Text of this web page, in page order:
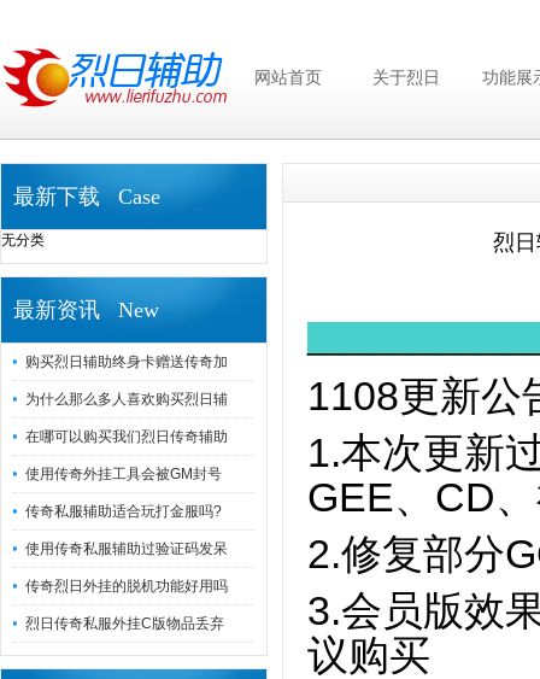
网站首页 关于烈日 功能展
最新下载 Case
无分类
最新资讯 New
购买烈日辅助终身卡赠送传奇加
为什么那么多人喜欢购买烈日辅
在哪可以购买我们烈日传奇辅助
使用传奇外挂工具会被GM封号
传奇私服辅助适合玩打金服吗?
使用传奇私服辅助过验证码发呆
传奇烈日外挂的脱机功能好用吗
烈日传奇私服外挂C版物品丢弃
烈
1108更新公
1.本次更新
GEE、CD
2.修复部分
3.会员版效
议购买